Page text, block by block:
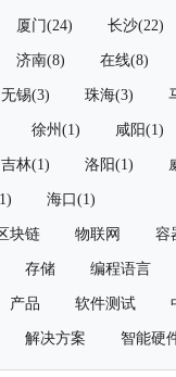
厦门(24) 长沙(22)
济南(8) 在线(8)
无锡(3) 珠海(3)
徐州(1) 咸阳(1)
吉林(1) 洛阳(1)
海口(1)
块链 物联网 容
存储 编程语言
产品 软件测试
解决方案 智能硬